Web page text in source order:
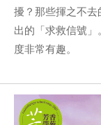
擾？那些揮之不
出的「求救信號
度非常有趣。